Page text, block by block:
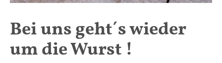
Bei uns geht´s wieder
um die Wurst !